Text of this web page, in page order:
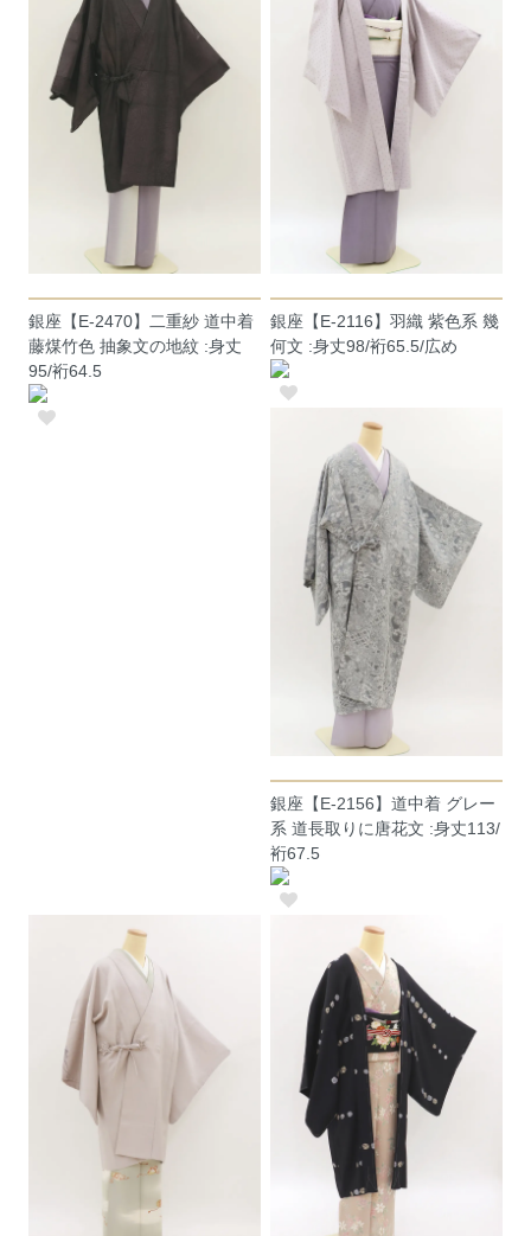
銀座【E-2470】二重紗 道中着
藤煤竹色 抽象文の地紋 :身丈
95/裄64.5
銀座【E-2116】羽織 紫色系 幾
何文 :身丈98/裄65.5/広め
銀座【E-2156】道中着 グレー
系 道長取りに唐花文 :身丈113/
裄67.5